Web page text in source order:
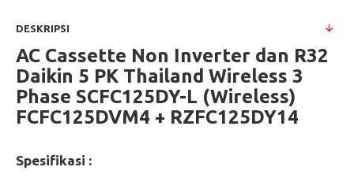
DESKRIPSI
AC Cassette Non Inverter dan R32
Daikin 5 PK Thailand Wireless 3
Phase SCFC125DY-L (Wireless)
FCFC125DVM4 + RZFC125DY14
Spesifikasi :